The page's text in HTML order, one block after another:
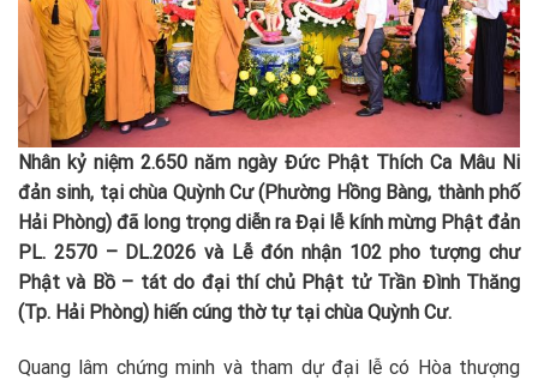
Nhân kỷ niệm 2.650 năm ngày Đức Phật Thích Ca Mâu Ni
đản sinh, tại chùa Quỳnh Cư (Phường Hồng Bàng, thành phố
Hải Phòng) đã long trọng diễn ra Đại lễ kính mừng Phật đản
PL. 2570 – DL.2026 và Lễ đón nhận 102 pho tượng chư
Phật và Bồ – tát do đại thí chủ Phật tử Trần Đình Thăng
(Tp. Hải Phòng) hiến cúng thờ tự tại chùa Quỳnh Cư.
Quang lâm chứng minh và tham dự đại lễ có Hòa thượng